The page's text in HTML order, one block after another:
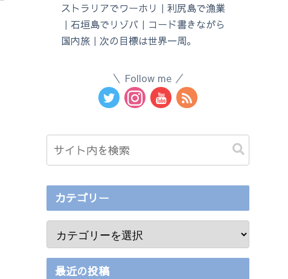
ストラリアでワーホリ｜利尻島で漁業
｜石垣島でリゾバ｜コード書きながら
国内旅｜次の目標は世界一周。
Follow me
カテゴリー
最近の投稿